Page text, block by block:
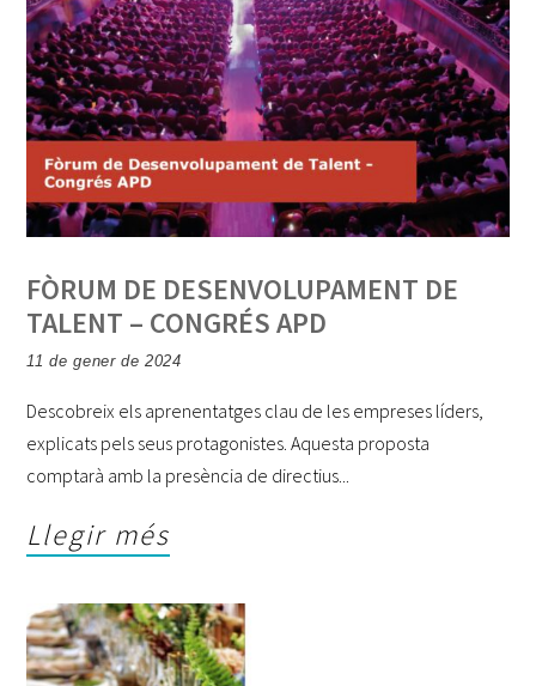
FÒRUM DE DESENVOLUPAMENT DE
TALENT – CONGRÉS APD
11 de gener de 2024
Descobreix els aprenentatges clau de les empreses líders,
explicats pels seus protagonistes. Aquesta proposta
comptarà amb la presència de directius
Llegir més